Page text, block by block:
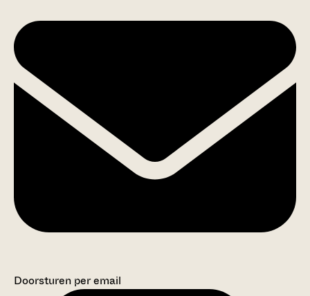
Doorsturen per email